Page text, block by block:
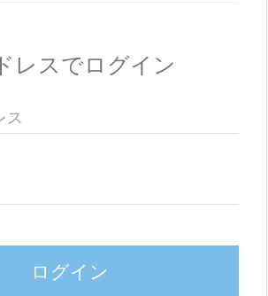
レスでログイン
ログイン